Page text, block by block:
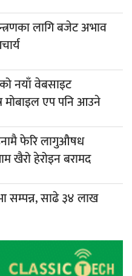
लागि बजेट अभाव
नयाँ वेबसाइट
मोबाइल एप पनि आउने
फेरि लागुऔषध
खैरो हेरोइन बरामद
सम्पन्न, साढे ३४ लाख